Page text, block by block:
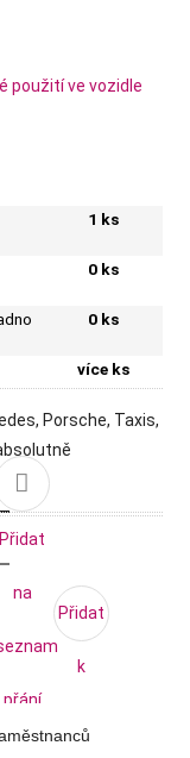
1 ks
0 ks
0 ks
více ks
Porsche, Taxis,

Přidat
na
přání
Přidat
k